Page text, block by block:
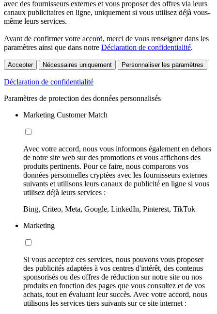
avec des fournisseurs externes et vous proposer des offres via leurs
canaux publicitaires en ligne, uniquement si vous utilisez déjà vous-
même leurs services.
Avant de confirmer votre accord, merci de vous renseigner dans les
paramètres ainsi que dans notre Déclaration de confidentialité.
Accepter Nécessaires uniquement Personnaliser les paramètres
Déclaration de confidentialité
Paramètres de protection des données personnalisés
Marketing Customer Match
Avec votre accord, nous vous informons également en dehors
de notre site web sur des promotions et vous affichons des
produits pertinents. Pour ce faire, nous comparons vos
données personnelles cryptées avec les fournisseurs externes
suivants et utilisons leurs canaux de publicité en ligne si vous
utilisez déjà leurs services :
Bing, Criteo, Meta, Google, LinkedIn, Pinterest, TikTok
Marketing
Si vous acceptez ces services, nous pouvons vous proposer
des publicités adaptées à vos centres d'intérêt, des contenus
sponsorisés ou des offres de réduction sur notre site ou nos
produits en fonction des pages que vous consultez et de vos
achats, tout en évaluant leur succès. Avec votre accord, nous
utilisons les services tiers suivants sur ce site internet :